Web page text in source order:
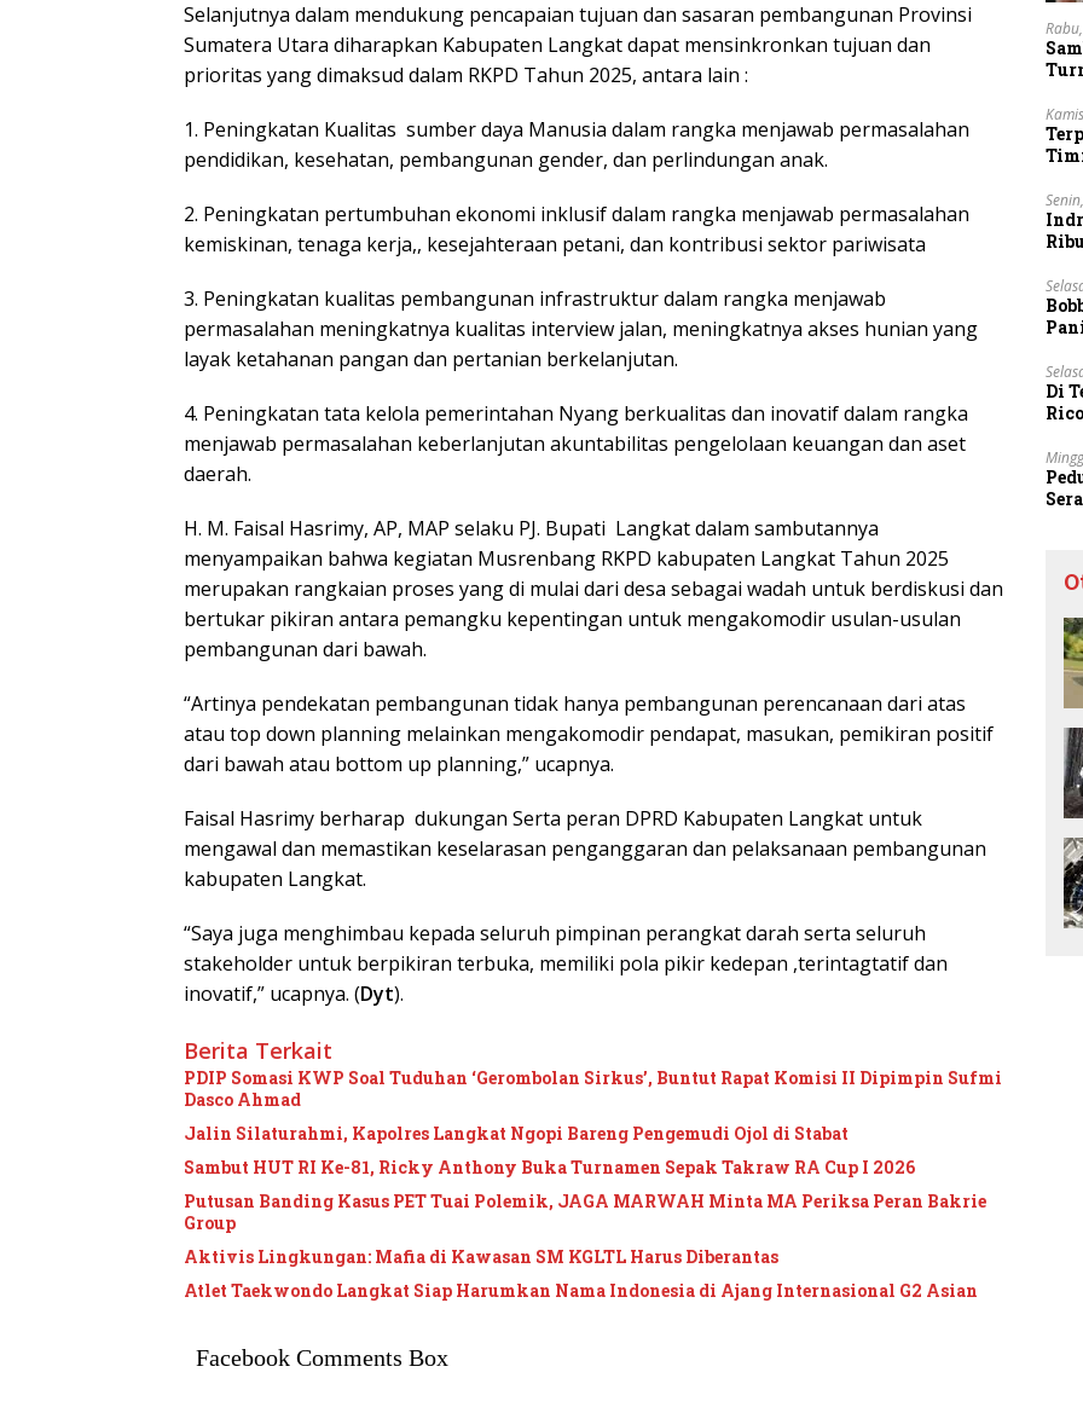
Selanjutnya dalam mendukung pencapaian tujuan dan sasaran pembangunan Provinsi
Sumatera Utara diharapkan Kabupaten Langkat dapat mensinkronkan tujuan dan
prioritas yang dimaksud dalam RKPD Tahun 2025, antara lain :
1. Peningkatan Kualitas sumber daya Manusia dalam rangka menjawab permasalahan
pendidikan, kesehatan, pembangunan gender, dan perlindungan anak.
2. Peningkatan pertumbuhan ekonomi inklusif dalam rangka menjawab permasalahan
kemiskinan, tenaga kerja,, kesejahteraan petani, dan kontribusi sektor pariwisata
3. Peningkatan kualitas pembangunan infrastruktur dalam rangka menjawab
permasalahan meningkatnya kualitas interview jalan, meningkatnya akses hunian yang
layak ketahanan pangan dan pertanian berkelanjutan.
4. Peningkatan tata kelola pemerintahan Nyang berkualitas dan inovatif dalam rangka
menjawab permasalahan keberlanjutan akuntabilitas pengelolaan keuangan dan aset
daerah.
H. M. Faisal Hasrimy, AP, MAP selaku PJ. Bupati Langkat dalam sambutannya
menyampaikan bahwa kegiatan Musrenbang RKPD kabupaten Langkat Tahun 2025
merupakan rangkaian proses yang di mulai dari desa sebagai wadah untuk berdiskusi dan
bertukar pikiran antara pemangku kepentingan untuk mengakomodir usulan-usulan
pembangunan dari bawah.
“Artinya pendekatan pembangunan tidak hanya pembangunan perencanaan dari atas
atau top down planning melainkan mengakomodir pendapat, masukan, pemikiran positif
dari bawah atau bottom up planning,” ucapnya.
Faisal Hasrimy berharap dukungan Serta peran DPRD Kabupaten Langkat untuk
mengawal dan memastikan keselarasan penganggaran dan pelaksanaan pembangunan
kabupaten Langkat.
“Saya juga menghimbau kepada seluruh pimpinan perangkat darah serta seluruh
stakeholder untuk berpikiran terbuka, memiliki pola pikir kedepan ,terintagtatif dan
inovatif,” ucapnya. (Dyt).
Berita Terkait
PDIP Somasi KWP Soal Tuduhan ‘Gerombolan Sirkus’, Buntut Rapat Komisi II Dipimpin Sufmi
Dasco Ahmad
Jalin Silaturahmi, Kapolres Langkat Ngopi Bareng Pengemudi Ojol di Stabat
Sambut HUT RI Ke-81, Ricky Anthony Buka Turnamen Sepak Takraw RA Cup I 2026
Putusan Banding Kasus PET Tuai Polemik, JAGA MARWAH Minta MA Periksa Peran Bakrie
Group
Aktivis Lingkungan: Mafia di Kawasan SM KGLTL Harus Diberantas
Atlet Taekwondo Langkat Siap Harumkan Nama Indonesia di Ajang Internasional G2 Asian
Facebook Comments Box
Di